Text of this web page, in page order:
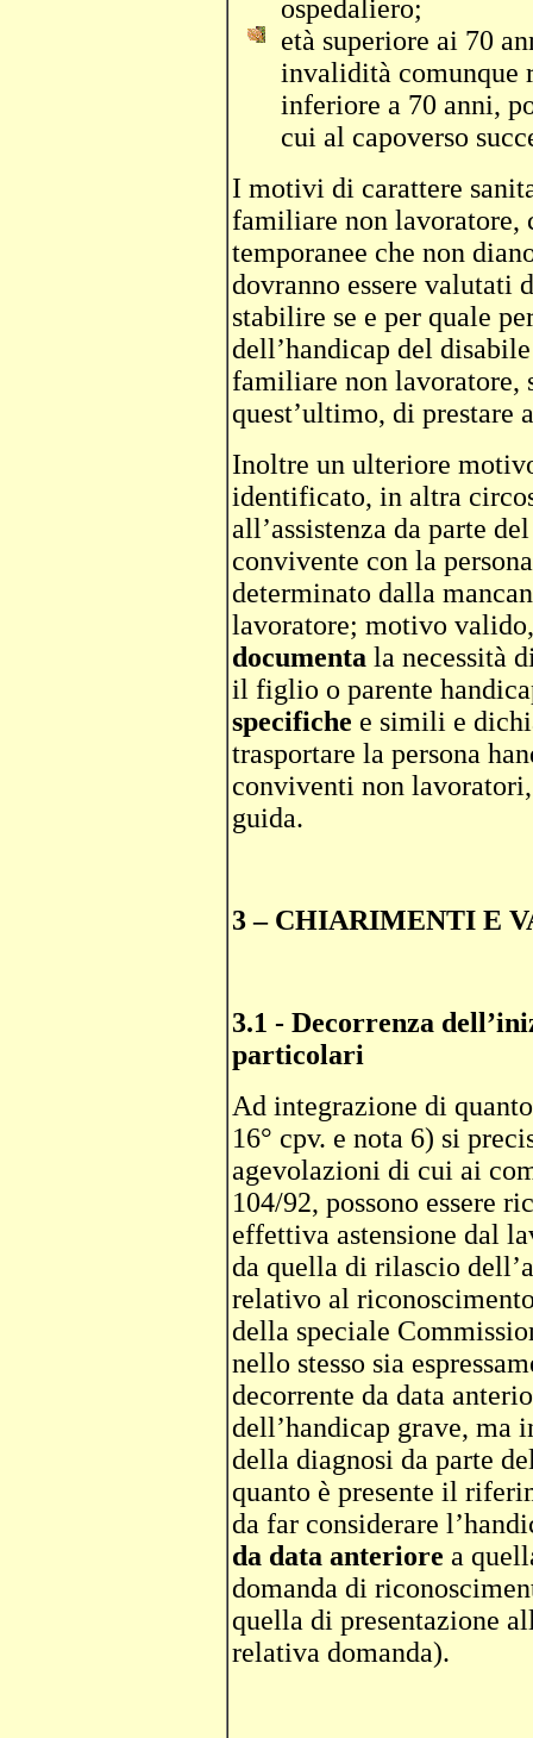
ospedaliero;
età superiore ai 70
invalidità comunque
inferiore a 70 anni,
cui al capoverso
I motivi di carattere
familiare non lavoratore,
temporanee che non
dovranno essere valutati
stabilire se e per quale
dell’handicap del
familiare non lavoratore,
quest’ultimo, di prestare
Inoltre un ulteriore
identificato, in altra
all’assistenza da parte
convivente con la
determinato dalla
lavoratore; motivo
documenta la necessità
il figlio o parente
specifiche e simili e
trasportare la persona
conviventi non
guida.
3 – CHIARIMENTI E
3.1 - Decorrenza
particolari
Ad integrazione di
16° cpv. e nota 6) si
agevolazioni di cui ai
104/92, possono essere
effettiva astensione dal
da quella di rilascio
relativo al
della speciale
nello stesso sia
decorrente da data
dell’handicap grave,
della diagnosi da parte
quanto è presente il
da far considerare
da data anteriore a
domanda di
quella di presentazione
relativa domanda).